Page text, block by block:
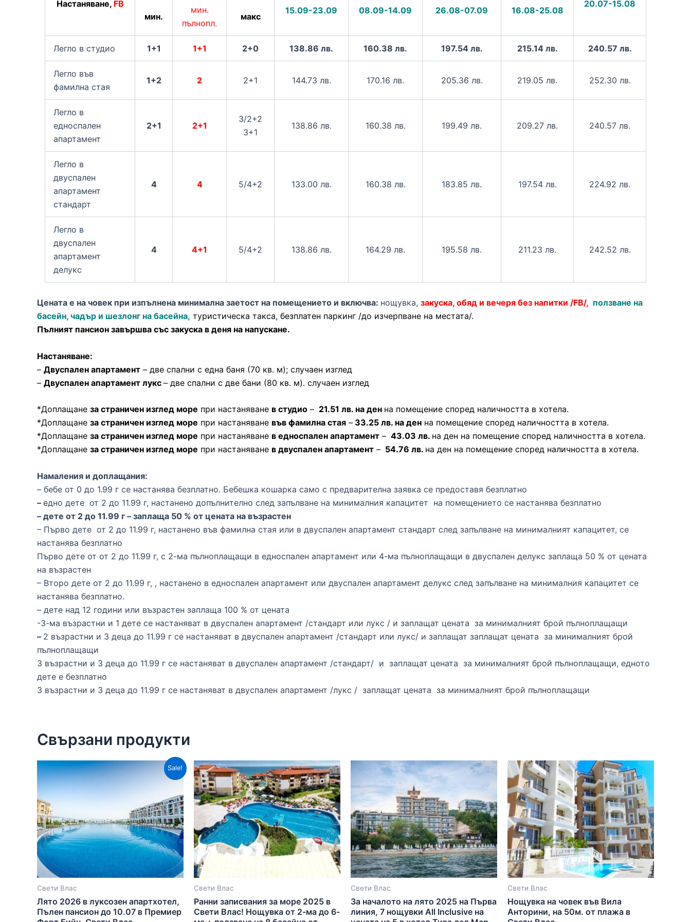
Настаняване, FB
15.09-23.09
08.09-14.09
26.08-07.09
16.08-25.08
20.07-15.08
мин.
мин.
пълнопл.
макс
Легло в студио 1+1 1+1 2+0 138.86 лв. 160.38 лв. 197.54 лв. 215.14 лв. 240.57 лв.
Легло във
фамилна стая
1+2 2 2+1 144.73 лв. 170.16 лв. 205.36 лв. 219.05 лв. 252.30 лв.
Легло в
едноспален
апартамент
2+1 2+1
3/2+2
3+1
138.86 лв. 160.38 лв. 199.49 лв. 209.27 лв. 240.57 лв.
Легло в
двуспален
апартамент
стандарт
4 4 5/4+2 133.00 лв. 160.38 лв. 183.85 лв. 197.54 лв. 224.92 лв.
Легло в
двуспален
апартамент
делукс
4 4+1 5/4+2 138.86 лв. 164.29 лв. 195.58 лв. 211.23 лв. 242.52 лв.
Цената е на човек при изпълнена минимална заетост на помещението и включва: нощувка, закуска, обяд и вечеря без напитки /FB/, ползване на
басейн, чадър и шезлонг на басейна, туристическа такса, безплатен паркинг /до изчерпване на местата/.
Пълният пансион завършва със закуска в деня на напускане.
Настаняване:
– Двуспален апартамент – две спални с една баня (70 кв. м); случаен изглед
– Двуспален апартамент лукс – две спални с две бани (80 кв. м). случаен изглед
*Доплащане за страничен изглед море при настаняване в студио – 21.51 лв. на ден на помещение според наличността в хотела.
*Доплащане за страничен изглед море при настаняване във фамилна стая – 33.25 лв. на ден на помещение според наличността в хотела.
*Доплащане за страничен изглед море при настаняване в едноспален апартамент – 43.03 лв. на ден на помещение според наличността в хотела.
*Доплащане за страничен изглед море при настаняване в двуспален апартамент – 54.76 лв. на ден на помещение според наличността в хотела.
Намаления и доплащания:
– бебе от 0 до 1.99 г се настанява безплатно. Бебешка кошарка само с предварителна заявка се предоставя безплатно
– едно дете от 2 до 11.99 г, настанено допълнително след запълване на минималния капацитет на помещението се настанява безплатно
– дете от 2 до 11.99 г – заплаща 50 % от цената на възрастен
– Първо дете от 2 до 11.99 г, настанено във фамилна стая или в двуспален апартамент стандарт след запълване на минималният капацитет, се
настанява безплатно
Първо дете от от 2 до 11.99 г, с 2-ма пълноплащащи в едноспален апартамент или 4-ма пълноплащащи в двуспален делукс заплаща 50 % от цената
на възрастен
– Второ дете от 2 до 11.99 г, , настанено в едноспален апартамент или двуспален апартамент делукс след запълване на минималния капацитет се
настанява безплатно.
– дете над 12 години или възрастен заплаща 100 % от цената
-3-ма възрастни и 1 дете се настаняват в двуспален апартамент /стандарт или лукс / и заплащат цената за минималният брой пълноплащащи
– 2 възрастни и 3 деца до 11.99 г се настаняват в двуспален апартамент /стандарт или лукс/ и заплащат заплащат цената за минималният брой
пълноплащащи
3 възрастни и 3 деца до 11.99 г се настаняват в двуспален апартамент /стандарт/ и заплащат цената за минималният брой пълноплащащи, едното
дете е безплатно
3 възрастни и 3 деца до 11.99 г се настаняват в двуспален апартамент /лукс / заплащат цената за минималният брой пълноплащащи
Свързани продукти
Sale!
Свети Влас
Лято 2026 в луксозен апартхотел,
Пълен пансион до 10.07 в Премиер
Свети Влас
Ранни записвания за море 2025 в
Свети Влас! Нощувка от 2-ма до 6-
Свети Влас
За началото на лято 2025 на Първа
линия, 7 нощувки All Inclusive на
Свети Влас
Нощувка на човек във Вила
Анторини, на 50м. от плажа в